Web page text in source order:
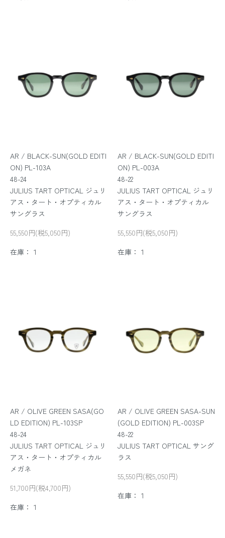
AR / BLACK-SUN(GOLD EDITI
ON) PL-103A
48-24
JULIUS TART OPTICAL ジュリ
アス・タート・オプティカル
サングラス
55,550円(税5,050円)
在庫：１
AR / BLACK-SUN(GOLD EDITI
ON) PL-003A
48-22
JULIUS TART OPTICAL ジュリ
アス・タート・オプティカル
サングラス
55,550円(税5,050円)
在庫：１
AR / OLIVE GREEN SASA(GO
LD EDITION) PL-103SP
48-24
JULIUS TART OPTICAL ジュリ
アス・タート・オプティカル
メガネ
51,700円(税4,700円)
在庫：１
AR / OLIVE GREEN SASA-SUN
(GOLD EDITION) PL-003SP
48-22
JULIUS TART OPTICAL サング
ラス
55,550円(税5,050円)
在庫：１